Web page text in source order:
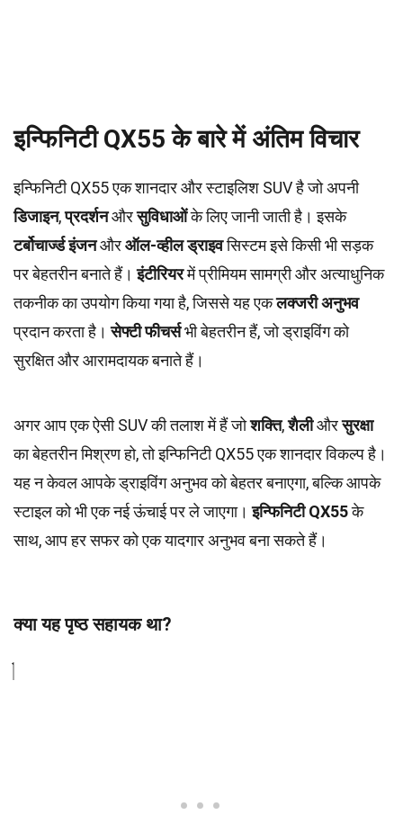
इन्फिनिटी QX55 के बारे में अंतिम विचार
इन्फिनिटी QX55 एक शानदार और स्टाइलिश SUV है जो अपनी
डिजाइन,प्रदर्शनऔरसुविधाओंके लिए जानी जाती है। इसके
टर्बोचार्ज्ड इंजनऔरऑल-व्हील ड्राइवसिस्टम इसे किसी भी सड़क
पर बेहतरीन बनाते हैं।इंटीरियरमें प्रीमियम सामग्री और अत्याधुनिक
तकनीक का उपयोग किया गया है, जिससे यह एकलक्जरी अनुभव
प्रदान करता है।सेफ्टी फीचर्सभी बेहतरीन हैं, जो ड्राइविंग को
सुरक्षित और आरामदायक बनाते हैं।
अगर आप एक ऐसी SUV की तलाश में हैं जोशक्ति,शैलीऔरसुरक्षा
का बेहतरीन मिश्रण हो, तो इन्फिनिटी QX55 एक शानदार विकल्प है।
यह न केवल आपके ड्राइविंग अनुभव को बेहतर बनाएगा, बल्कि आपके
स्टाइल को भी एक नई ऊंचाई पर ले जाएगा।इन्फिनिटी QX55के
साथ, आप हर सफर को एक यादगार अनुभव बना सकते हैं।
क्या यह पृष्ठ सहायक था?